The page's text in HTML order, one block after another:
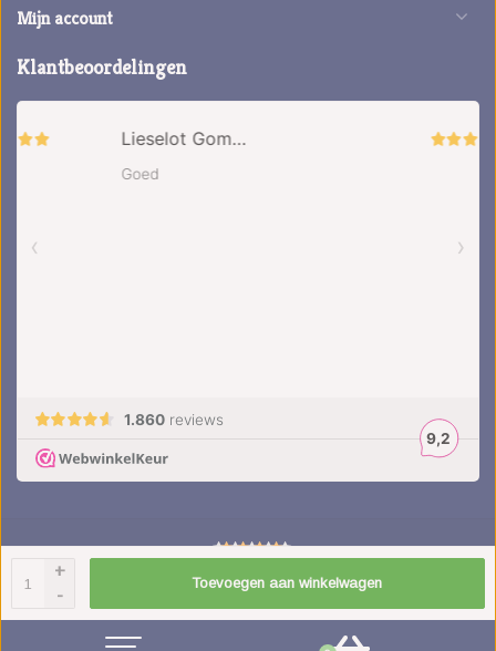
+
-
Toevoegen aan winkelwagen
Mijn account
Klantbeoordelingen
5sterren op basis van 1851 beoordelingen. Lees 1851 beoordelingen
Frontlabel